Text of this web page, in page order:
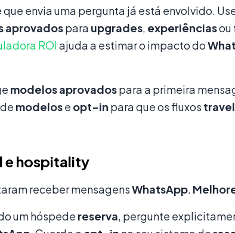
envia uma pergunta já está envolvido.
aprovadospara upgrades experiênciasou
ROIajuda a estimar o impacto do
modelos aprovadospara a primeira
modelose opt-in para que os fluxos travel
e hospitality
receber mensagensWhatsApp
um hóspede reserva , pergunte